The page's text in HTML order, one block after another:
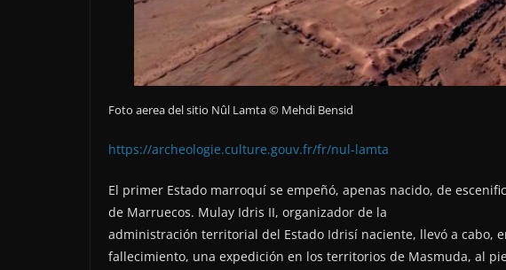
Foto aerea del sitio Nûl Lamta © Mehdi Bensid
https://archeologie.culture.gouv.fr/fr/nul-lamta
El primer Estado marroquí se empeñó, apenas nacido, de
de Marruecos. Mulay Idris II, organizador de la
administración territorial del Estado Idrisí naciente, llevó a cabo,
fallecimiento, una expedición en los territorios de Masmuda, al